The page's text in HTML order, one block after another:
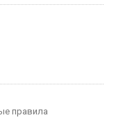
правила